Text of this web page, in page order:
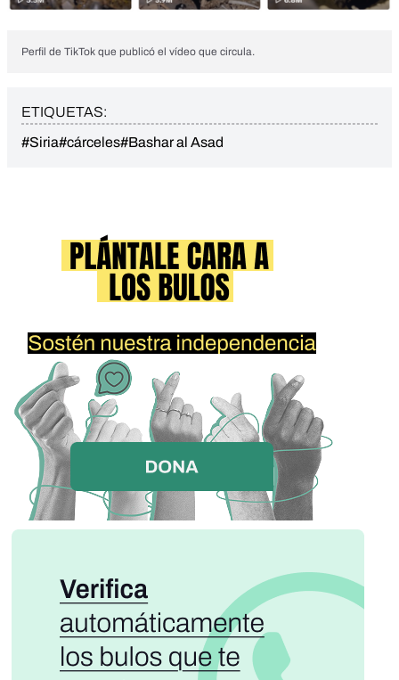
Perfil de TikTok que publicó el vídeo que circula.
ETIQUETAS:
#Siria#cárceles#Bashar al Asad